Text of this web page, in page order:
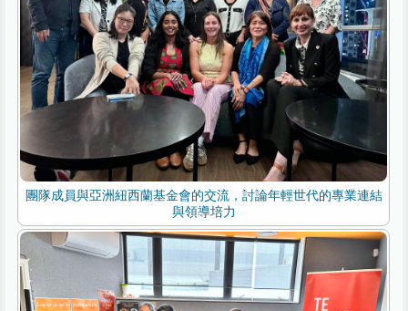
團隊成員與亞洲紐西蘭基金會的交流，討論年輕世代的專業連結
與領導培力